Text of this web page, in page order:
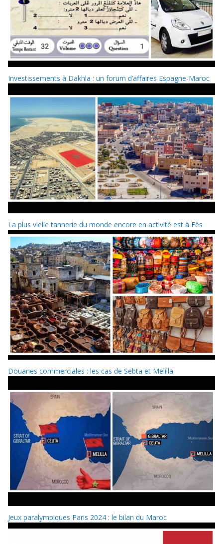
Investissements à Dakhla : un forum d’affaires Espagne-Maroc
La plus vielle tannerie du monde encore en activité est à Fès
Douanes commerciales : les cas de Sebta et Melilla
Jeux paralympiques Paris 2024 : le bilan du Maroc